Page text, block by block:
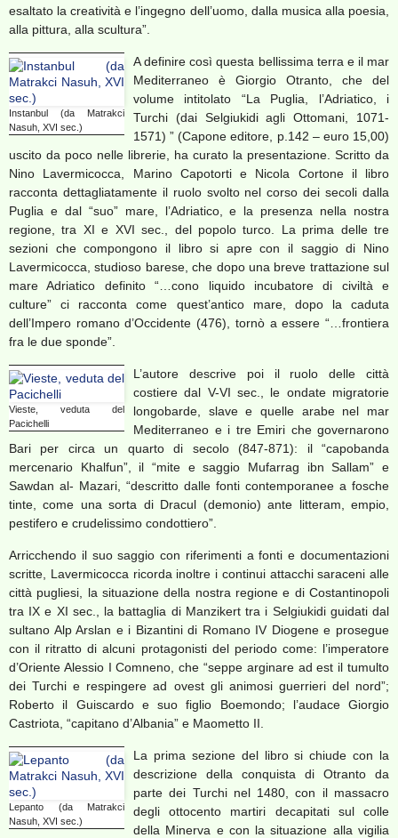
esaltato la creatività e l’ingegno dell’uomo, dalla musica alla poesia,
alla pittura, alla scultura”.
Instanbul (da Matrakci
Nasuh, XVI sec.)
A definire così questa bellissima terra e il mar
Mediterraneo è Giorgio Otranto, che del
volume intitolato “La Puglia, l’Adriatico, i
Turchi (dai Selgiukidi agli Ottomani, 1071-
1571) ” (Capone editore, p.142 – euro 15,00)
uscito da poco nelle librerie, ha curato la presentazione. Scritto da
Nino Lavermicocca, Marino Capotorti e Nicola Cortone il libro
racconta dettagliatamente il ruolo svolto nel corso dei secoli dalla
Puglia e dal “suo” mare, l’Adriatico, e la presenza nella nostra
regione, tra XI e XVI sec., del popolo turco. La prima delle tre
sezioni che compongono il libro si apre con il saggio di Nino
Lavermicocca, studioso barese, che dopo una breve trattazione sul
mare Adriatico definito “…cono liquido incubatore di civiltà e
culture” ci racconta come quest’antico mare, dopo la caduta
dell’Impero romano d’Occidente (476), tornò a essere “…frontiera
fra le due sponde”.
Vieste, veduta del
Pacichelli
L’autore descrive poi il ruolo delle città
costiere dal V-VI sec., le ondate migratorie
longobarde, slave e quelle arabe nel mar
Mediterraneo e i tre Emiri che governarono
Bari per circa un quarto di secolo (847-871): il “capobanda
mercenario Khalfun”, il “mite e saggio Mufarrag ibn Sallam” e
Sawdan al- Mazari, “descritto dalle fonti contemporanee a fosche
tinte, come una sorta di Dracul (demonio) ante litteram, empio,
pestifero e crudelissimo condottiero”.
Arricchendo il suo saggio con riferimenti a fonti e documentazioni
scritte, Lavermicocca ricorda inoltre i continui attacchi saraceni alle
città pugliesi, la situazione della nostra regione e di Costantinopoli
tra IX e XI sec., la battaglia di Manzikert tra i Selgiukidi guidati dal
sultano Alp Arslan e i Bizantini di Romano IV Diogene e prosegue
con il ritratto di alcuni protagonisti del periodo come: l’imperatore
d’Oriente Alessio I Comneno, che “seppe arginare ad est il tumulto
dei Turchi e respingere ad ovest gli animosi guerrieri del nord”;
Roberto il Guiscardo e suo figlio Boemondo; l’audace Giorgio
Castriota, “capitano d’Albania” e Maometto II.
Lepanto (da Matrakci
Nasuh, XVI sec.)
La prima sezione del libro si chiude con la
descrizione della conquista di Otranto da
parte dei Turchi nel 1480, con il massacro
degli ottocento martiri decapitati sul colle
della Minerva e con la situazione alla vigilia